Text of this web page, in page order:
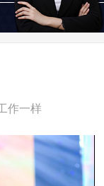
作一样